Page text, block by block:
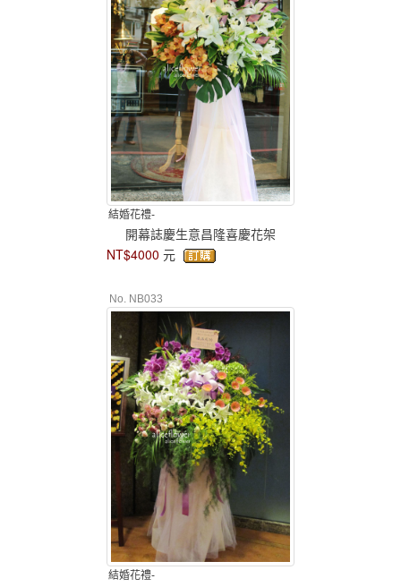
結婚花禮-
開幕誌慶生意昌隆喜慶花架
NT$4000 元
No. NB033
結婚花禮-